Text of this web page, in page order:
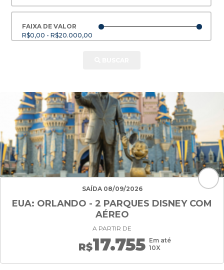
FAIXA DE VALOR
R$0,00 - R$20.000,00
SAÍDA 08/09/2026
EUA: ORLANDO - 2 PARQUES DISNEY COM
AÉREO
A PARTIR DE
R$17.755 Em até
10X